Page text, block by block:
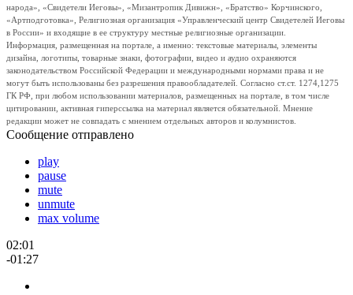
народа», «Свидетели Иеговы», «Мизантропик Дивижн», «Братство» Корчинского,
«Артподготовка», Религиозная организация «Управленческий центр Свидетелей Иеговы
в России» и входящие в ее структуру местные религиозные организации.
Информация, размещенная на портале, а именно: текстовые материалы, элементы
дизайна, логотипы, товарные знаки, фотографии, видео и аудио охраняются
законодательством Российской Федерации и международными нормами права и не
могут быть использованы без разрешения правообладателей. Согласно ст.ст. 1274,1275
ГК РФ, при любом использовании материалов, размещенных на портале, в том числе
цитировании, активная гиперссылка на материал является обязательной. Мнение
редакции может не совпадать с мнением отдельных авторов и колумнистов.
Сообщение отправлено
play
pause
mute
unmute
max volume
02:01
-01:27